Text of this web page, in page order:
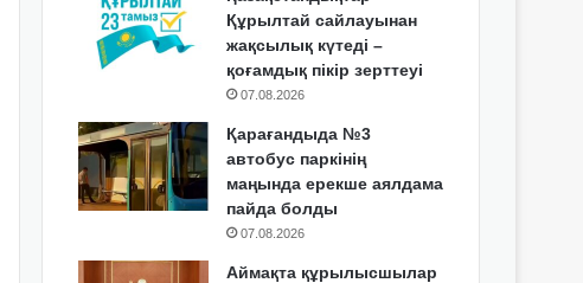
Құрылтай сайлауынан
жақсылық күтеді –
қоғамдық пікір зерттеуі
07.08.2026
Қарағандыда №3
автобус паркінің
маңында ерекше аялдама
пайда болды
07.08.2026
Аймақта құрылысшылар